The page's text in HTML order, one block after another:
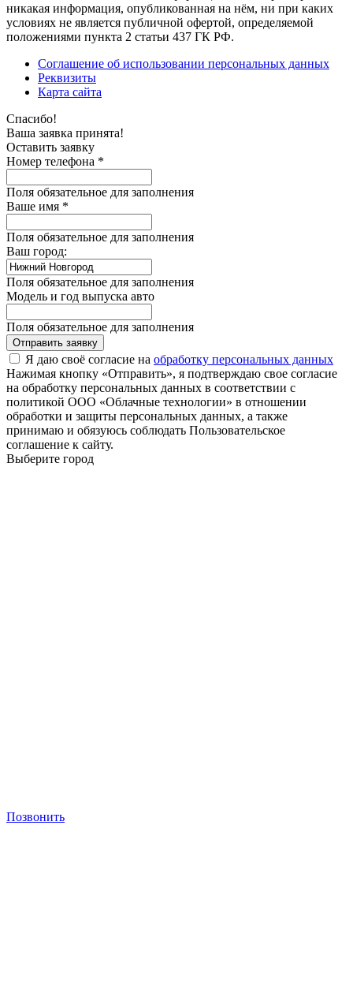
никакая информация, опубликованная на нём, ни при каких
условиях не является публичной офертой, определяемой
положениями пункта 2 статьи 437 ГК РФ.
Соглашение об использовании персональных данных
Реквизиты
Карта сайта
Спасибо!
Ваша заявка принята!
Оставить заявку
Номер телефона *
Поля обязательное для заполнения
Ваше имя *
Поля обязательное для заполнения
Ваш город:
Поля обязательное для заполнения
Модель и год выпуска авто
Поля обязательное для заполнения
Отправить заявку
Я даю своё согласие на обработку персональных данных
Нажимая кнопку «Отправить», я подтверждаю свое согласие
на обработку персональных данных в соответствии с
политикой ООО «Облачные технологии» в отношении
обработки и защиты персональных данных, а также
принимаю и обязуюсь соблюдать Пользовательское
соглашение к сайту.
Выберите город
Позвонить